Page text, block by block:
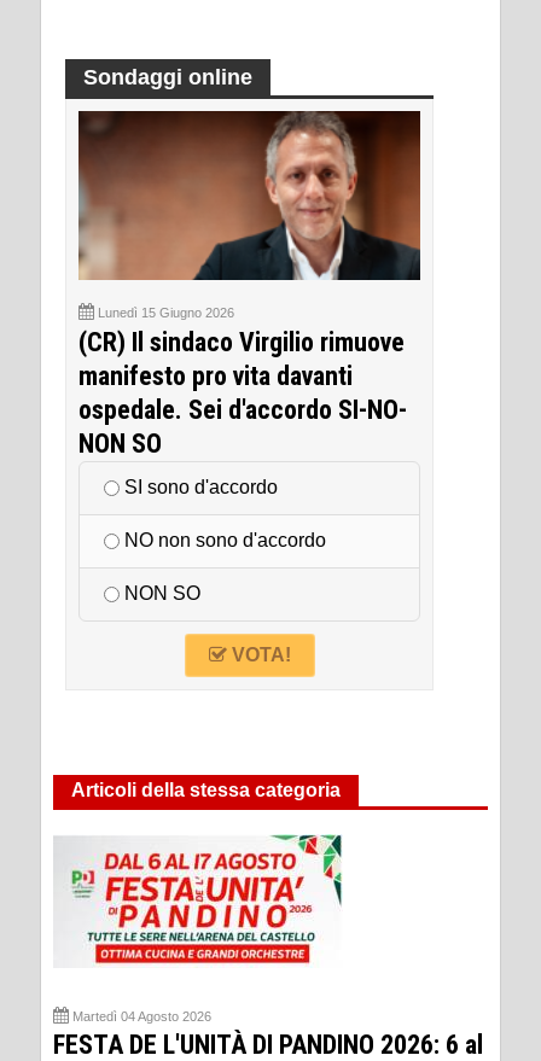
Sondaggi online
Lunedì 15 Giugno 2026
(CR) Il sindaco Virgilio rimuove
manifesto pro vita davanti
ospedale. Sei d'accordo SI-NO-
NON SO
SI sono d'accordo
NO non sono d'accordo
NON SO
VOTA!
Articoli della stessa categoria
Martedì 04 Agosto 2026
FESTA DE L'UNITÀ DI PANDINO 2026: 6 al